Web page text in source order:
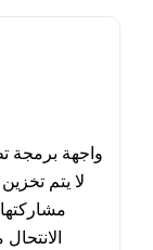
واجهة برمجة
لا يتم